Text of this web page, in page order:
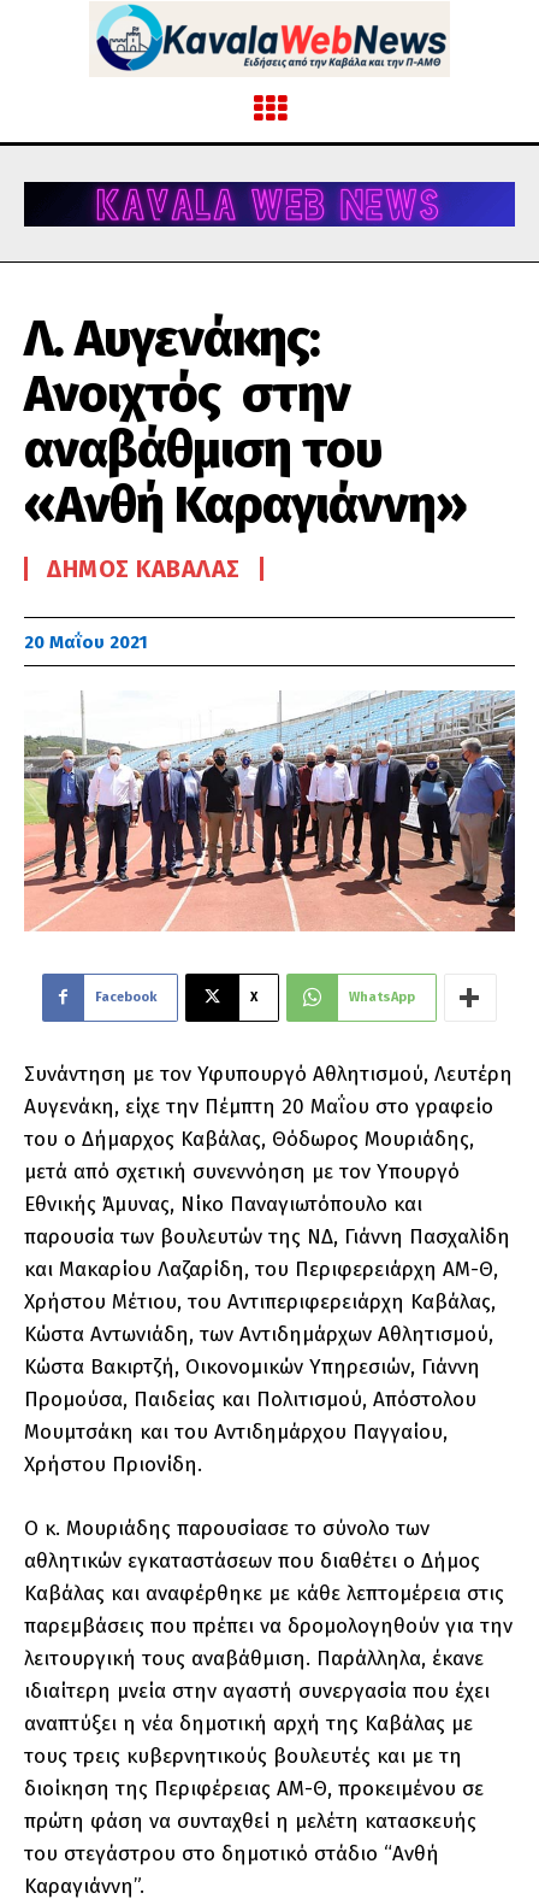
Λ. Αυγενάκης:
Ανοιχτός στην
αναβάθμιση του
«Ανθή Καραγιάννη»
ΔΉΜΟΣ ΚΑΒΆΛΑΣ
20 Μαΐου 2021
Facebook X WhatsApp
Συνάντηση με τον Υφυπουργό Αθλητισμού, Λευτέρη
Αυγενάκη, είχε την Πέμπτη 20 Μαΐου στο γραφείο
του ο Δήμαρχος Καβάλας, Θόδωρος Μουριάδης,
μετά από σχετική συνεννόηση με τον Υπουργό
Εθνικής Άμυνας, Νίκο Παναγιωτόπουλο και
παρουσία των βουλευτών της ΝΔ, Γιάννη Πασχαλίδη
και Μακαρίου Λαζαρίδη, του Περιφερειάρχη ΑΜ-Θ,
Χρήστου Μέτιου, του Αντιπεριφερειάρχη Καβάλας,
Κώστα Αντωνιάδη, των Αντιδημάρχων Αθλητισμού,
Κώστα Βακιρτζή, Οικονομικών Υπηρεσιών, Γιάννη
Προμούσα, Παιδείας και Πολιτισμού, Απόστολου
Μουμτσάκη και του Αντιδημάρχου Παγγαίου,
Χρήστου Πριονίδη.
Ο κ. Μουριάδης παρουσίασε το σύνολο των
αθλητικών εγκαταστάσεων που διαθέτει ο Δήμος
Καβάλας και αναφέρθηκε με κάθε λεπτομέρεια στις
παρεμβάσεις που πρέπει να δρομολογηθούν για την
λειτουργική τους αναβάθμιση. Παράλληλα, έκανε
ιδιαίτερη μνεία στην αγαστή συνεργασία που έχει
αναπτύξει η νέα δημοτική αρχή της Καβάλας με
τους τρεις κυβερνητικούς βουλευτές και με τη
διοίκηση της Περιφέρειας ΑΜ-Θ, προκειμένου σε
πρώτη φάση να συνταχθεί η μελέτη κατασκευής
του στεγάστρου στο δημοτικό στάδιο “Ανθή
Καραγιάννη”.